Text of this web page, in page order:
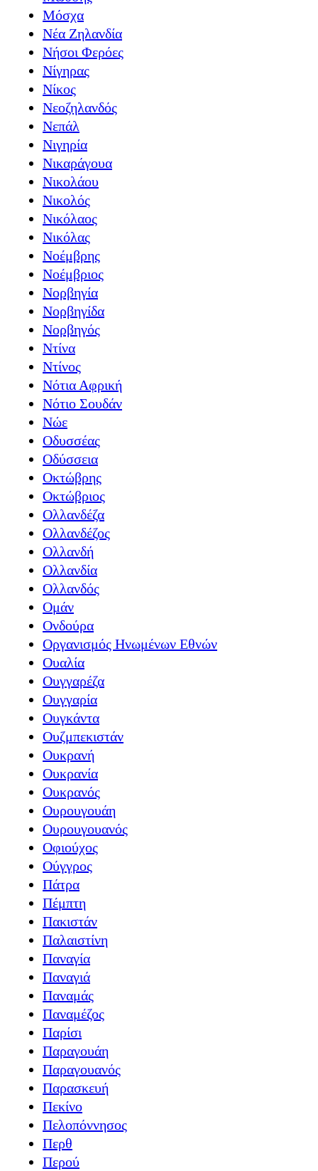
Μόσχα
Νέα Ζηλανδία
Νήσοι Φερόες
Νίγηρας
Νίκος
Νεοζηλανδός
Νεπάλ
Νιγηρία
Νικαράγουα
Νικολάου
Νικολός
Νικόλαος
Νικόλας
Νοέμβρης
Νοέμβριος
Νορβηγία
Νορβηγίδα
Νορβηγός
Ντίνα
Ντίνος
Νότια Αφρική
Νότιο Σουδάν
Νώε
Οδυσσέας
Οδύσσεια
Οκτώβρης
Οκτώβριος
Ολλανδέζα
Ολλανδέζος
Ολλανδή
Ολλανδία
Ολλανδός
Ομάν
Ονδούρα
Οργανισμός Ηνωμένων Εθνών
Ουαλία
Ουγγαρέζα
Ουγγαρία
Ουγκάντα
Ουζμπεκιστάν
Ουκρανή
Ουκρανία
Ουκρανός
Ουρουγουάη
Ουρουγουανός
Οφιούχος
Ούγγρος
Πάτρα
Πέμπτη
Πακιστάν
Παλαιστίνη
Παναγία
Παναγιά
Παναμάς
Παναμέζος
Παρίσι
Παραγουάη
Παραγουανός
Παρασκευή
Πεκίνο
Πελοπόννησος
Περθ
Περού